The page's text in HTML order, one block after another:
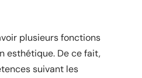
plusieurs fonctions
esthétique. De ce fait,
suivant les